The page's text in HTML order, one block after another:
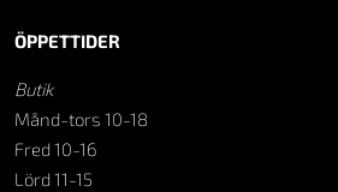
ÖPPETTIDER
Butik
Månd-tors 10-18
Fred 10-16
Lörd 11-15